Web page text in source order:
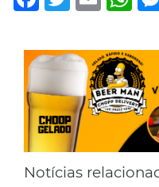
Notícias